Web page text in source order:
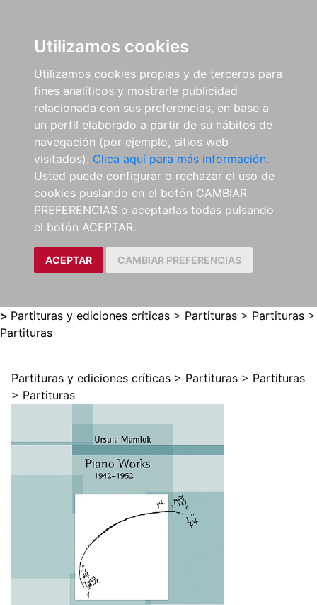
Utilizamos cookies
Utilizamos cookies propias y de terceros para
fines analíticos y mostrarle publicidad
relacionada con sus preferencias, en base a
un perfil elaborado a partir de su hábitos de
navegación (por ejemplo, sitios web
visitados). Clica aquí para más información.
Usted puede configurar o rechazar el uso de
cookies puslando en el botón CAMBIAR
PREFERENCIAS o aceptarlas todas pulsando
el botón ACEPTAR.
ACEPTAR CAMBIAR PREFERENCIAS
> Partituras y ediciones críticas > Partituras > Partituras >
Partituras
Partituras y ediciones críticas > Partituras > Partituras
> Partituras